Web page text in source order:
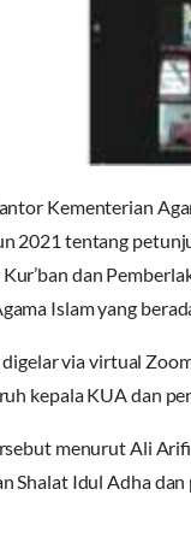
Kementerian
2021 tentang
dan
Islam yang
digelar via virtual
kepala KUA dan
menurut Ali
Shalat Idul Adha